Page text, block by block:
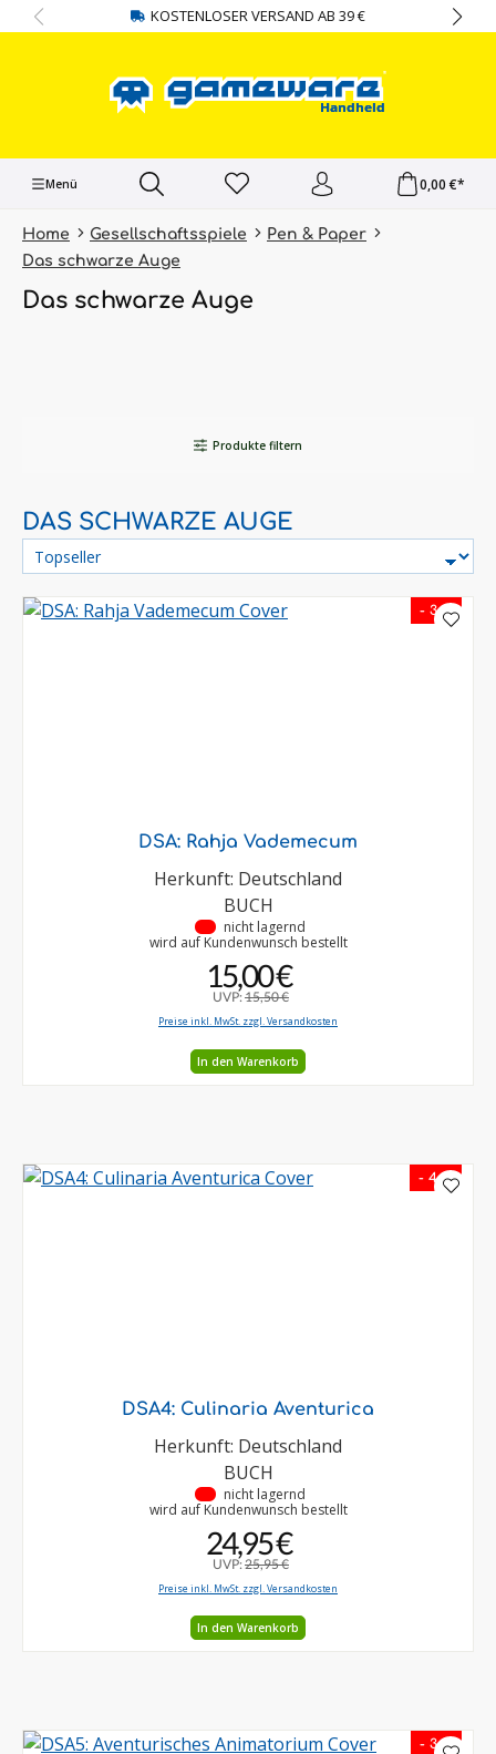
springen KOSTENLOSER VERSAND AB 39 €
Menü 0,00 €*
Home Gesellschaftsspiele
Pen & Paper
Das schwarze Auge
Das schwarze Auge
Produkte filtern
DAS SCHWARZE AUGE
- 3 %
DSA: Rahja Vademecum
Herkunft: Deutschland
BUCH
nicht lagernd
wird auf Kundenwunsch bestellt
15,00 €
UVP:15,50 €
Preise inkl. MwSt. zzgl. Versandkosten
In den Warenkorb
- 4 %
DSA4: Culinaria Aventurica
Herkunft: Deutschland
BUCH
nicht lagernd
wird auf Kundenwunsch bestellt
24,95 €
UVP: 25,95 €
Preise inkl. MwSt. zzgl. Versandkosten
In den Warenkorb
- 3 %